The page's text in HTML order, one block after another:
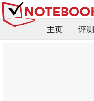
主页 评测